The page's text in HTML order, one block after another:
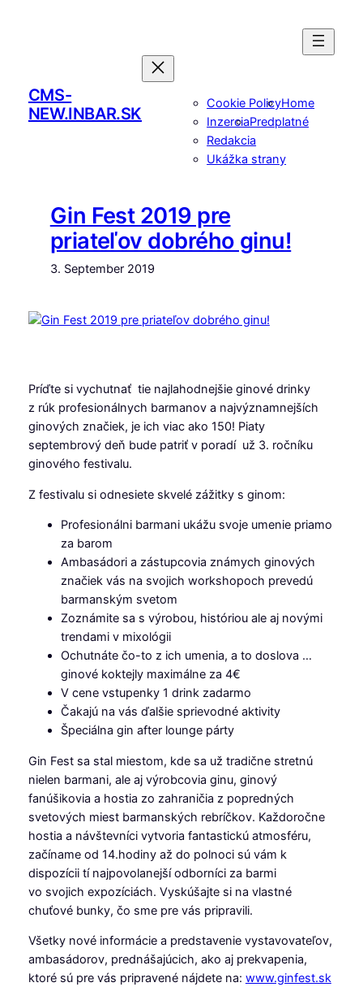
CMS-
NEW.INBAR.SK
Cookie PolicyHome
InzerciaPredplatné
Redakcia
Ukážka strany
Gin Fest 2019 pre
priateľov dobrého ginu!
3. September 2019
Príďte si vychutnať tie najlahodnejšie ginové drinky
z rúk profesionálnych barmanov a najvýznamnejších
ginových značiek, je ich viac ako 150! Piaty
septembrový deň bude patriť v poradí už 3. ročníku
ginového festivalu.
Z festivalu si odnesiete skvelé zážitky s ginom:
Profesionálni barmani ukážu svoje umenie priamo
za barom
Ambasádori a zástupcovia známych ginových
značiek vás na svojich workshopoch prevedú
barmanským svetom
Zoznámite sa s výrobou, históriou ale aj novými
trendami v mixológii
Ochutnáte čo-to z ich umenia, a to doslova …
ginové koktejly maximálne za 4€
V cene vstupenky 1 drink zadarmo
Čakajú na vás ďalšie sprievodné aktivity
Špeciálna gin after lounge párty
Gin Fest sa stal miestom, kde sa už tradične stretnú
nielen barmani, ale aj výrobcovia ginu, ginový
fanúšikovia a hostia zo zahraničia z popredných
svetových miest barmanských rebríčkov. Každoročne
hostia a návštevníci vytvoria fantastickú atmosféru,
začíname od 14.hodiny až do polnoci sú vám k
dispozícii tí najpovolanejší odborníci za barmi
vo svojich expozíciách. Vyskúšajte si na vlastné
chuťové bunky, čo sme pre vás pripravili.
Všetky nové informácie a predstavenie vystavovateľov,
ambasádorov, prednášajúcich, ako aj prekvapenia,
ktoré sú pre vás pripravené nájdete na: www.ginfest.sk